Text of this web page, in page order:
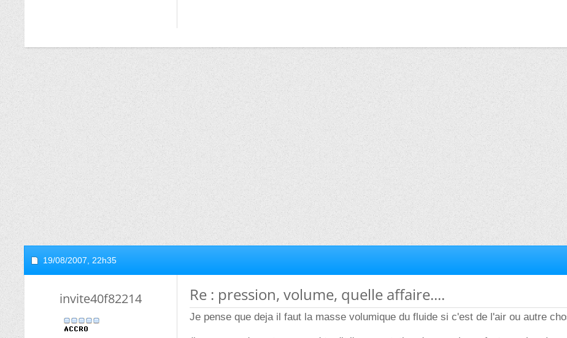
19/08/2007, 22h35
invite40f82214 Re : pression, volume, quelle affaire....
Je pense que deja il faut la masse volumique du fluide si c'est de l'air ou autre